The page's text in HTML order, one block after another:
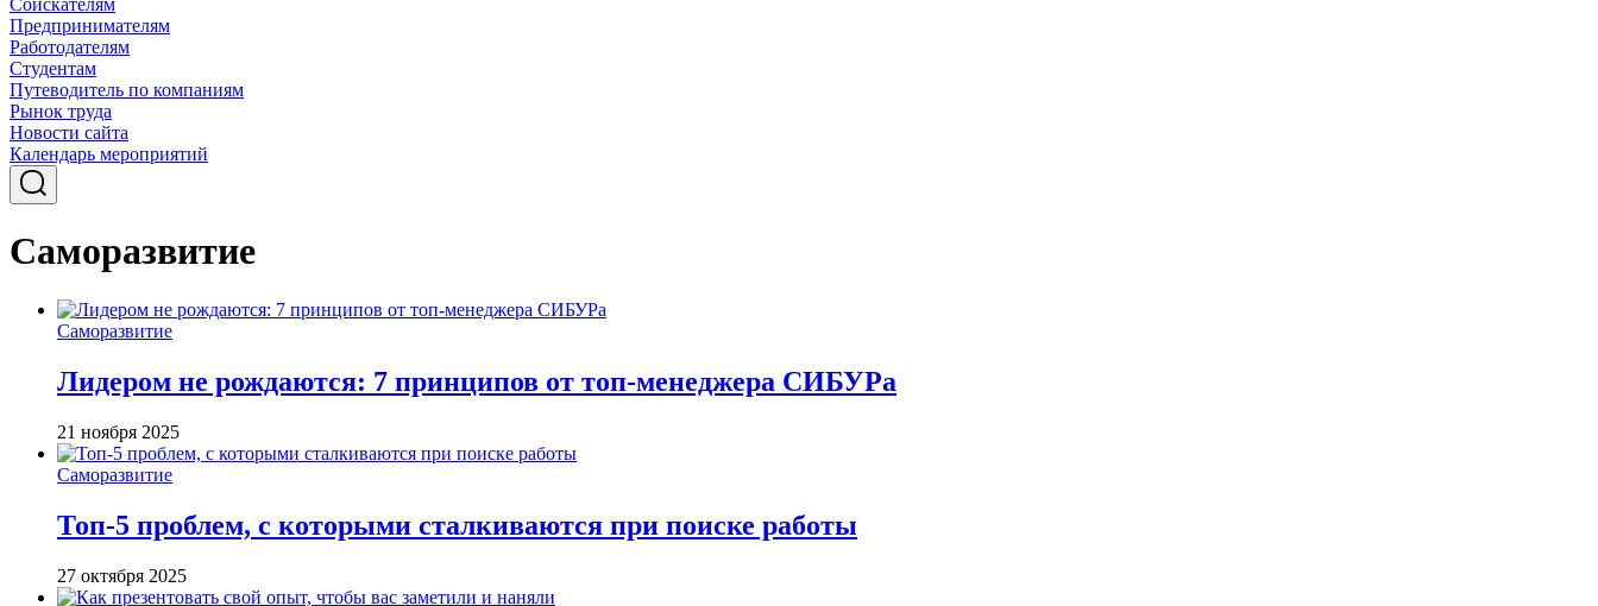
Соискателям
Предпринимателям
Работодателям
Студентам
Путеводитель по компаниям
Рынок труда
Новости сайта
Календарь мероприятий
Саморазвитие
Саморазвитие
Лидером не рождаются: 7 принципов от топ-менеджера СИБУРа
21 ноября 2025
Саморазвитие
Топ-5 проблем, с которыми сталкиваются при поиске работы
27 октября 2025